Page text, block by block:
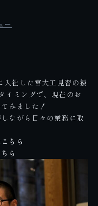
ー
社した宮大工見習の猿
イミングで、現在のお
みました！
ながら日々の業務に取
こちら
ちら